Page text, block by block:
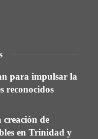
para impulsar la
reconocidos
creación de
en Trinidad y